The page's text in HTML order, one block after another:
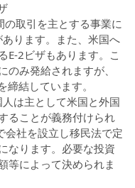
取引を主とする事業に
ります。また、米国へ
E-2ビザもあります。こ
み発給されますが、
結しています。
は主として米国と外国
ることが義務付けられ
会社を設立し移民法で定
なります。必要な投資
等によって決められま